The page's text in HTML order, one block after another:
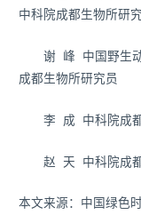
中科院成都生物所研
谢 峰 中国野生动
成都生物所研究员
李 成 中科院成都
赵 天 中科院成都
本文来源：中国绿色